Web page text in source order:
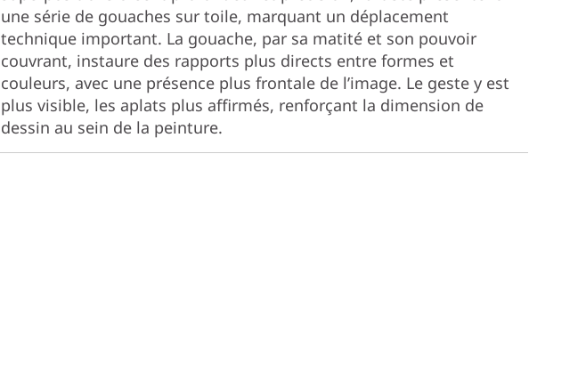
une série de gouaches sur toile, marquant un déplacement
technique important. La gouache, par sa matité et son pouvoir
couvrant, instaure des rapports plus directs entre formes et
couleurs, avec une présence plus frontale de l’image. Le geste y est
plus visible, les aplats plus affirmés, renforçant la dimension de
dessin au sein de la peinture.